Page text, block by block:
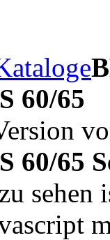
60/65
60/65
sehen